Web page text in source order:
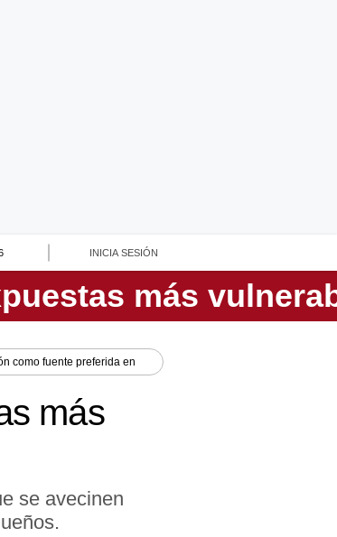
INICIA SESIÓN
como fuente preferida en
más
se avecinen